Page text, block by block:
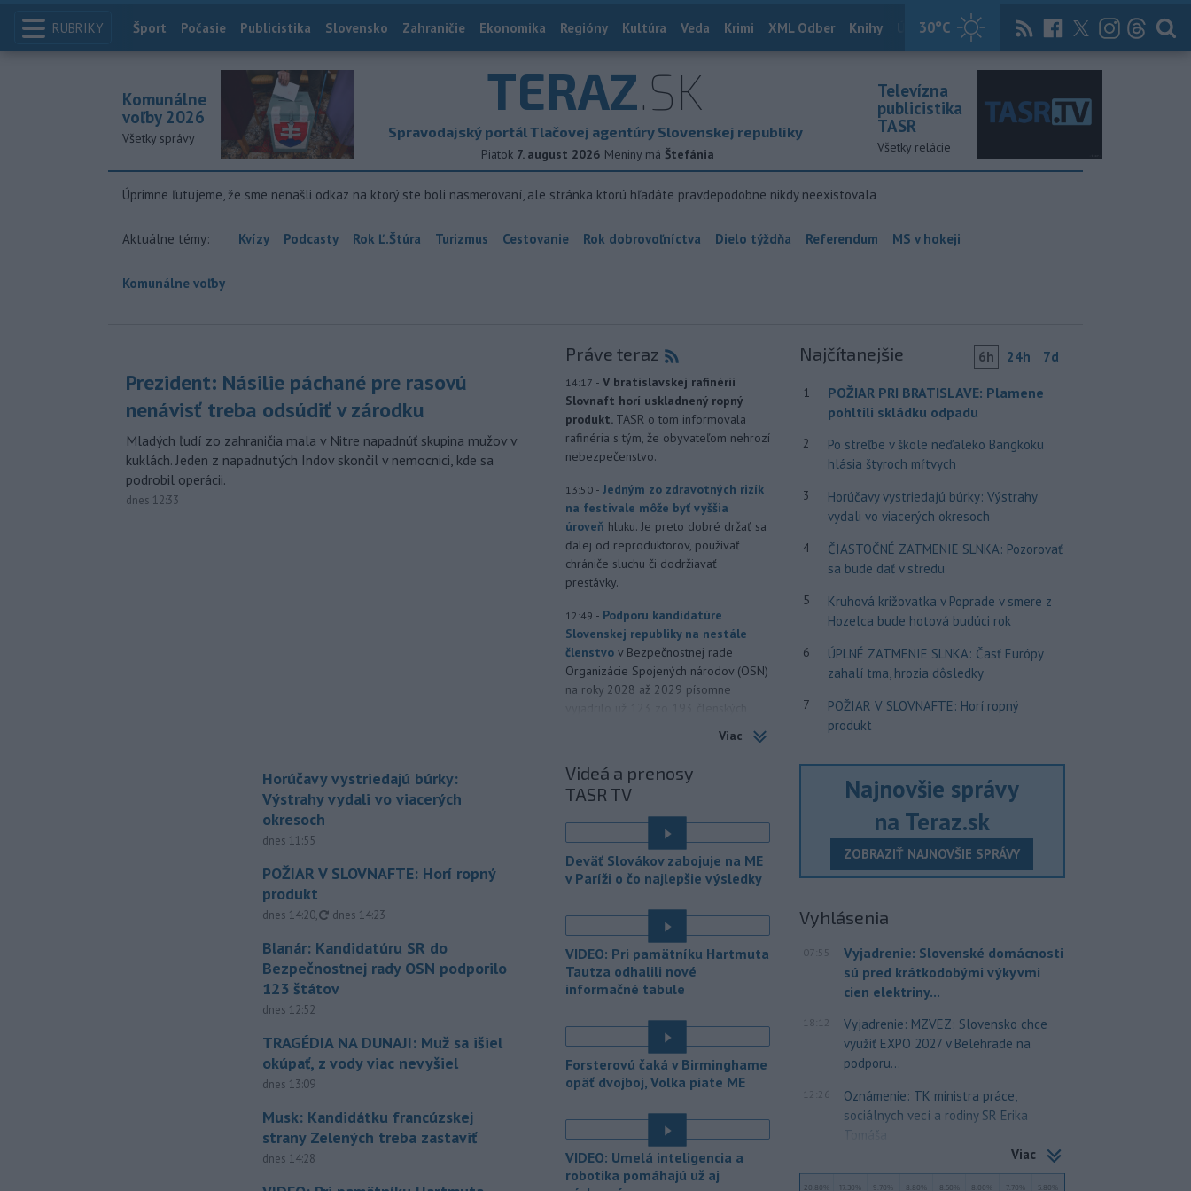
RUBRIKY 30°C
Index
Šport Počasie Publicistika Slovensko Zahraničie Ekonomika Regióny Kultúra Veda Krimi XML Odber Knihy Útulkovo Magazín News Now Archív
TERAZ.SK
Spravodajský portál Tlačovej agentúry Slovenskej republiky
Piatok 7. august 2026 Meniny má Štefánia
Komunálne
voľby 2026
Všetky správy
Televízna
publicistika
TASR
Všetky relácie
Úprimne ľutujeme, že sme nenašli odkaz na ktorý ste boli nasmerovaní, ale stránka ktorú hľadáte pravdepodobne nikdy neexistovala
Aktuálne témy: Kvízy Podcasty Rok Ľ.Štúra Turizmus Cestovanie Rok dobrovoľníctva Dielo týždňa Referendum MS v hokeji
Komunálne voľby
Prezident: Násilie páchané pre rasovú
nenávisť treba odsúdiť v zárodku
Mladých ľudí zo zahraničia mala v Nitre napadnúť skupina mužov v
kuklách. Jeden z napadnutých Indov skončil v nemocnici, kde sa
podrobil operácii.
dnes 12:33
Horúčavy vystriedajú búrky:
Výstrahy vydali vo viacerých
okresoch
dnes 11:55
POŽIAR V SLOVNAFTE: Horí ropný
produkt
dnes 14:20, aktualizované
dnes 14:23
Blanár: Kandidatúru SR do
Bezpečnostnej rady OSN podporilo
123 štátov
dnes 12:52
TRAGÉDIA NA DUNAJI: Muž sa išiel
okúpať, z vody viac nevyšiel
dnes 13:09
Musk: Kandidátku francúzskej
strany Zelených treba zastaviť
dnes 14:28
Práve teraz
14:17 - V bratislavskej rafinérii
Slovnaft horí uskladnený ropný
produkt. TASR o tom informovala
rafinéria s tým, že obyvateľom nehrozí
nebezpečenstvo.
13:50 - Jedným zo zdravotných rizík
na festivale môže byť vyššia
úroveň hluku. Je preto dobré držať sa
ďalej od reproduktorov, používať
chrániče sluchu či dodržiavať
prestávky.
12:49 - Podporu kandidatúre
Slovenskej republiky na nestále
členstvo v Bezpečnostnej rade
Organizácie Spojených národov (OSN)
na roky 2028 až 2029 písomne
nenávisť alebo pre príslušnosť k
inému národu treba odsúdiť v zárodku.
Na sociálnej sieti to v reakcii na útok
cudzincov v Nitre uviedol prezident
SR Peter Pellegrini.
12:26 - Maďarské Národné
rozhodnúť o novom
generálnom prokurátorovi, ak
parlament schváli skrátenie jeho
šesťmesačnej výpovednej lehoty.
vyvolali v hornatých oblastiach
západnéhoRakúska povodne a
zosuvy pôdy.
hydrometeorologický ústav (SHMÚ)
varuje v piatok
pred búrkami vo
viacerých okresoch stredného a
východného Slovenska. Vydal preto
Viac
Videá a prenosy
TASR TV
Deväť Slovákov zabojuje na ME
v Paríži o čo najlepšie výsledky
VIDEO: Pri pamätníku Hartmuta
Tautza odhalili nové
informačné tabule
Forsterovú čaká v Birminghame
opäť dvojboj, Volka piate ME
VIDEO: Umelá inteligencia a
robotika pomáhajú už aj
Najčítanejšie 6h 24h 7d
1
POŽIAR PRI BRATISLAVE: Plamene
pohltili skládku odpadu
2
Po streľbe v škole neďaleko Bangkoku
hlásia štyroch mŕtvych
3
Horúčavy vystriedajú búrky: Výstrahy
vydali vo viacerých okresoch
4
ČIASTOČNÉ ZATMENIE SLNKA: Pozorovať
sa bude dať v stredu
5
Kruhová križovatka v Poprade v smere z
Hozelca bude hotová budúci rok
6
ÚPLNÉ ZATMENIE SLNKA: Časť Európy
zahalí tma, hrozia dôsledky
7
POŽIAR V SLOVNAFTE: Horí ropný
produkt
Najnovšie správy
na Teraz.sk
ZOBRAZIŤ NAJNOVŠIE SPRÁVY
Vyhlásenia
07:55
Vyjadrenie: Slovenské domácnosti
sú pred krátkodobými výkyvmi
cien elektriny...
18:12
Vyjadrenie: MZVEZ: Slovensko chce
využiť EXPO 2027 v Belehrade na
podporu...
12:26
Oznámenie: TK ministra práce,
sociálnych vecí a rodiny SR Erika
Tomáša
Viac